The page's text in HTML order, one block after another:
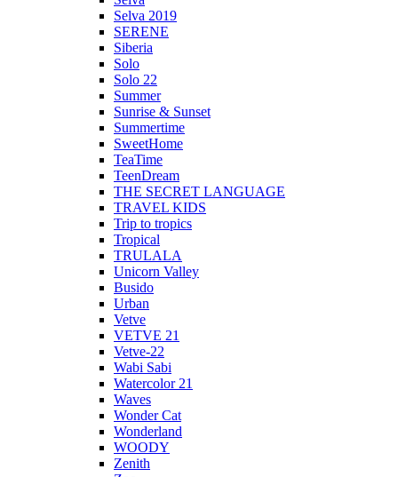
Selva 2019
SERENE
Siberia
Solo
Solo 22
Summer
Sunrise & Sunset
Summertime
SweetHome
TeaTime
TeenDream
THE SECRET LANGUAGE
TRAVEL KIDS
Trip to tropics
Tropical
TRULALA
Unicorn Valley
Busido
Urban
Vetve
VETVE 21
Vetve-22
Wabi Sabi
Watercolor 21
Waves
Wonder Cat
Wonderland
WOODY
Zenith